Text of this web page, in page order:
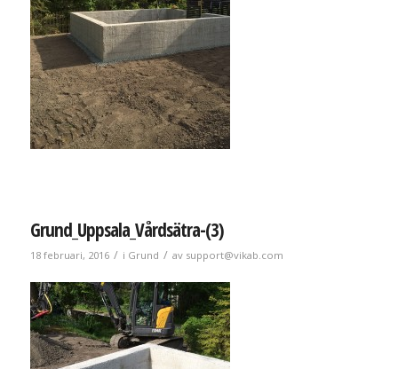
Grund_Uppsala_Vårdsätra-(3)
18 februari, 2016 / i Grund / av support@vikab.com